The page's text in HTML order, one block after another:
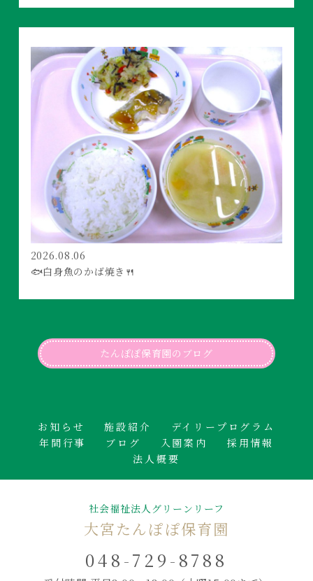
2026.08.06
🐟白身魚のかば焼き🍴
たんぽぽ保育園のブログ
お知らせ 施設紹介
デイリープログラム
年間行事
ブログ 入園案内
採用情報
法人概要
社会福祉法人グリーンリーフ
大宮たんぽぽ保育園
048-729-8788